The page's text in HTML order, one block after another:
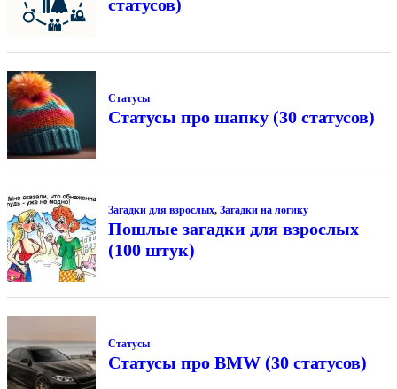
статусов)
Статусы
Статусы про шапку (30 статусов)
Загадки для взрослых, Загадки на логику
Пошлые загадки для взрослых
(100 штук)
Статусы
Статусы про BMW (30 статусов)